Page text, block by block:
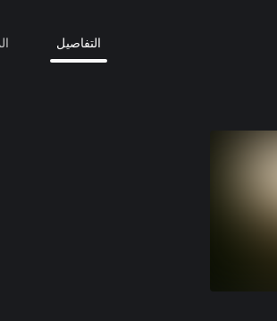
التفاصيل